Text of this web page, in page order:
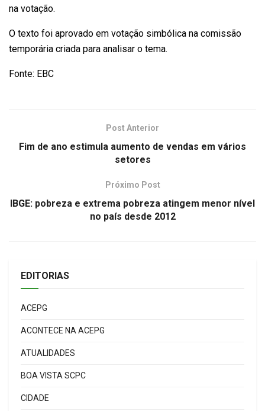
na votação.
O texto foi aprovado em votação simbólica na comissão
temporária criada para analisar o tema.
Fonte: EBC
Post Anterior
Fim de ano estimula aumento de vendas em vários
setores
Próximo Post
IBGE: pobreza e extrema pobreza atingem menor nível
no país desde 2012
EDITORIAS
ACEPG
ACONTECE NA ACEPG
ATUALIDADES
BOA VISTA SCPC
CIDADE